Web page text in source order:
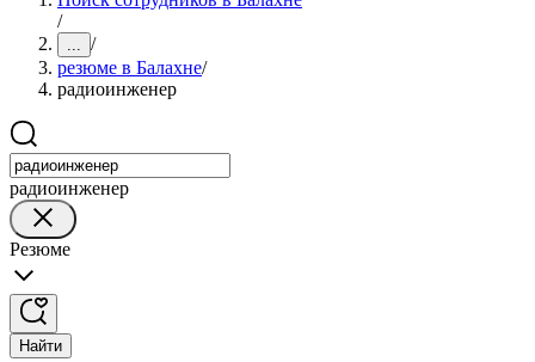
/
... /
резюме в Балахне/
радиоинженер
радиоинженер
Резюме
Найти